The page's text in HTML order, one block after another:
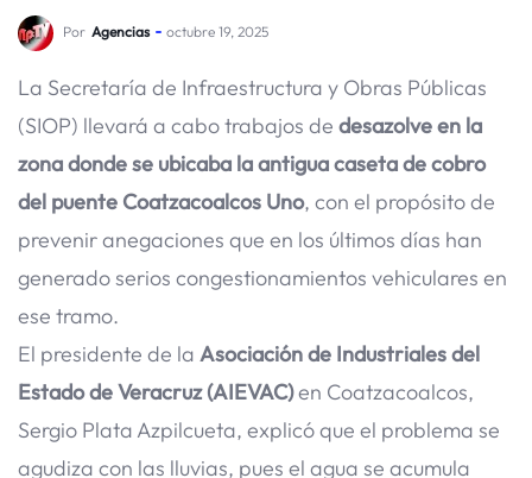
Por Agencias octubre 19, 2025
La Secretaría de Infraestructura y Obras Públicas
(SIOP) llevará a cabo trabajos de desazolve en la
zona donde se ubicaba la antigua caseta de cobro
del puente Coatzacoalcos Uno, con el propósito de
prevenir anegaciones que en los últimos días han
generado serios congestionamientos vehiculares en
ese tramo.
El presidente de la Asociación de Industriales del
Estado de Veracruz (AIEVAC)en Coatzacoalcos,
Sergio Plata Azpilcueta, explicó que el problema se
agudiza con las lluvias, pues el agua se acumula